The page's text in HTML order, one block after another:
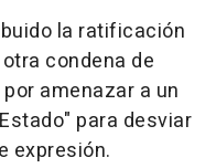
la ratificación
condena de
amenazar a un
para desviar
expresión.